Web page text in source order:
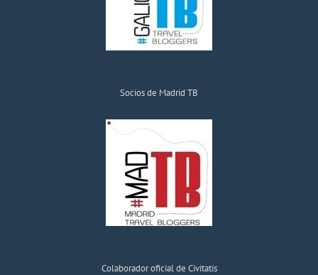
Socios de Madrid TB
Colaborador oficial de Civitatis